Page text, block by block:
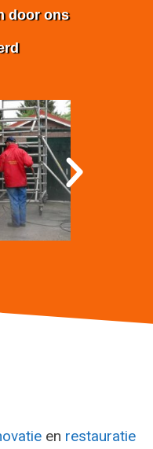
door ons
en restauratie